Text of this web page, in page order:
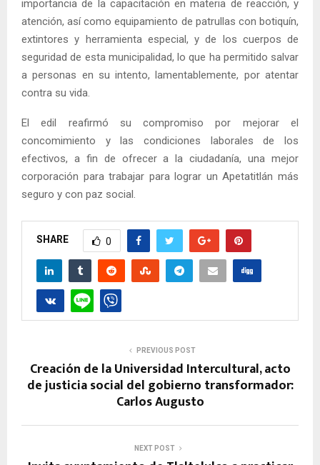
importancia de la capacitación en materia de reacción, y
atención, así como equipamiento de patrullas con botiquín,
extintores y herramienta especial, y de los cuerpos de
seguridad de esta municipalidad, lo que ha permitido salvar
a personas en su intento, lamentablemente, por atentar
contra su vida.
El edil reafirmó su compromiso por mejorar el
concomimiento y las condiciones laborales de los
efectivos, a fin de ofrecer a la ciudadanía, una mejor
corporación para trabajar para lograr un Apetatitlán más
seguro y con paz social.
SHARE 0
PREVIOUS POST
Creación de la Universidad Intercultural, acto
de justicia social del gobierno transformador:
Carlos Augusto
NEXT POST